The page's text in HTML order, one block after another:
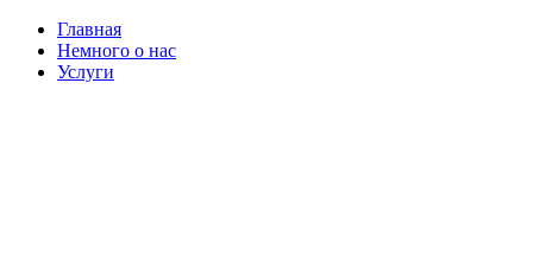
Главная
Немного о нас
Услуги